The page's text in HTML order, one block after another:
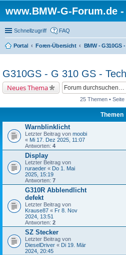
www.BMW-G-Forum.de
Schnellzugriff FAQ
Portal Foren-Übersicht
G310GS - G 310 GS -
Neues Thema
25 Themen • Seite
Themen
Warnblinklicht
Letzter Beitrag von moobi
« Mi 17. Dez 2025, 11:07
Antworten: 4
Display
Letzter Beitrag von
ruraeder « Do 1. Mai
2025, 15:19
Antworten: 7
G310R Abblendlicht
defekt
Letzter Beitrag von
Krause87 « Fr 8. Nov
2024, 13:51
Antworten: 2
SZ Stecker
Letzter Beitrag von
DieselDriver « Di 19. Mär
2024, 20:45